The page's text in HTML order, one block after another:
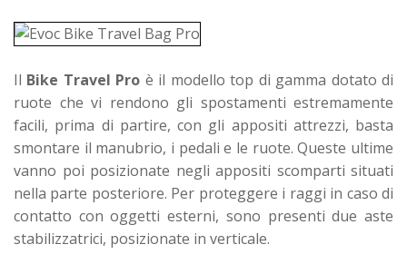
Il Bike Travel Pro è il modello top di gamma dotato di
ruote che vi rendono gli spostamenti estremamente
facili, prima di partire, con gli appositi attrezzi, basta
smontare il manubrio, i pedali e le ruote. Queste ultime
vanno poi posizionate negli appositi scomparti situati
nella parte posteriore. Per proteggere i raggi in caso di
contatto con oggetti esterni, sono presenti due aste
stabilizzatrici, posizionate in verticale.